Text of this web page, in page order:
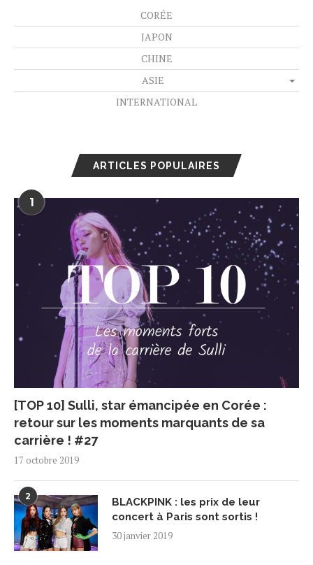
CORÉE
JAPON
CHINE
ASIE
INTERNATIONAL
ARTICLES POPULAIRES
1
[TOP 10] Sulli, star émancipée en Corée :
retour sur les moments marquants de sa
carrière ! #27
17 octobre 2019
2
BLACKPINK : les prix de leur
concert à Paris sont sortis !
30 janvier 2019